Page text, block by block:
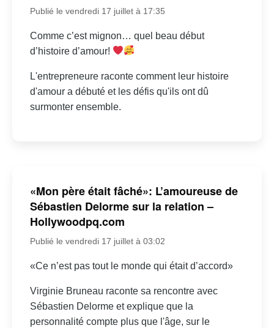
Publié le vendredi 17 juillet à 17:35
Comme c’est mignon… quel beau début
d’histoire d’amour!
L'entrepreneure raconte comment leur histoire
d'amour a débuté et les défis qu'ils ont dû
surmonter ensemble.
«Mon père était fâché»: L’amoureuse de
Sébastien Delorme sur la relation –
Hollywoodpq.com
Publié le vendredi 17 juillet à 03:02
«Ce n’est pas tout le monde qui était d’accord»
Virginie Bruneau raconte sa rencontre avec
Sébastien Delorme et explique que la
personnalité compte plus que l'âge, sur le